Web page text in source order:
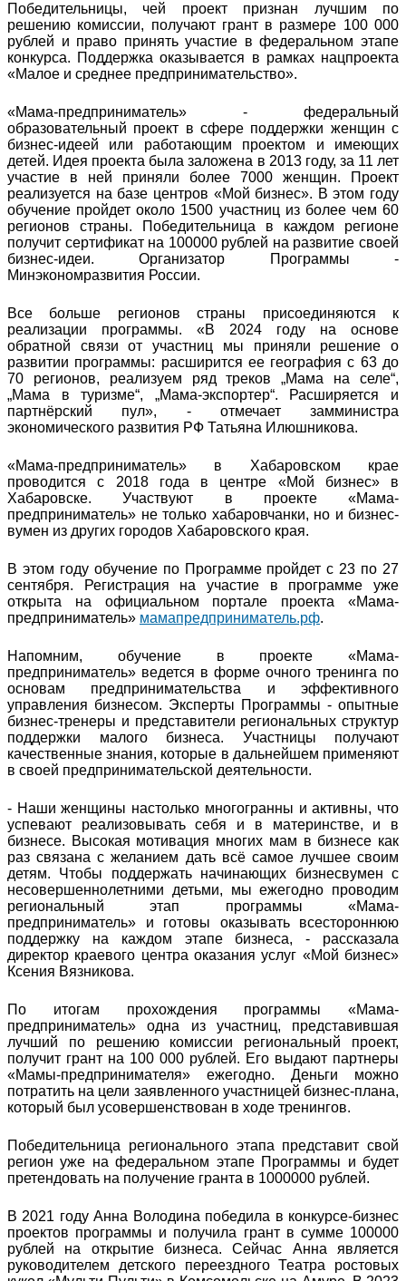
Победительницы, чей проект признан лучшим по
решению комиссии, получают грант в размере 100 000
рублей и право принять участие в федеральном этапе
конкурса. Поддержка оказывается в рамках нацпроекта
«Малое и среднее предпринимательство».
«Мама-предприниматель» - федеральный
образовательный проект в сфере поддержки женщин с
бизнес-идеей или работающим проектом и имеющих
детей. Идея проекта была заложена в 2013 году, за 11 лет
участие в ней приняли более 7000 женщин. Проект
реализуется на базе центров «Мой бизнес». В этом году
обучение пройдет около 1500 участниц из более чем 60
регионов страны. Победительница в каждом регионе
получит сертификат на 100000 рублей на развитие своей
бизнес-идеи. Организатор Программы -
Минэкономразвития России.
Все больше регионов страны присоединяются к
реализации программы. «В 2024 году на основе
обратной связи от участниц мы приняли решение о
развитии программы: расширится ее география с 63 до
70 регионов, реализуем ряд треков „Мама на селе“,
„Мама в туризме“, „Мама-экспортер“. Расширяется и
партнёрский пул», - отмечает замминистра
экономического развития РФ Татьяна Илюшникова.
«Мама-предприниматель» в Хабаровском крае
проводится с 2018 года в центре «Мой бизнес» в
Хабаровске. Участвуют в проекте «Мама-
предприниматель» не только хабаровчанки, но и бизнес-
вумен из других городов Хабаровского края.
В этом году обучение по Программе пройдет с 23 по 27
сентября. Регистрация на участие в программе уже
открыта на официальном портале проекта «Мама-
предприниматель» мамапредприниматель.рф.
Напомним, обучение в проекте «Мама-
предприниматель» ведется в форме очного тренинга по
основам предпринимательства и эффективного
управления бизнесом. Эксперты Программы - опытные
бизнес-тренеры и представители региональных структур
поддержки малого бизнеса. Участницы получают
качественные знания, которые в дальнейшем применяют
в своей предпринимательской деятельности.
- Наши женщины настолько многогранны и активны, что
успевают реализовывать себя и в материнстве, и в
бизнесе. Высокая мотивация многих мам в бизнесе как
раз связана с желанием дать всё самое лучшее своим
детям. Чтобы поддержать начинающих бизнесвумен с
несовершеннолетними детьми, мы ежегодно проводим
региональный этап программы «Мама-
предприниматель» и готовы оказывать всестороннюю
поддержку на каждом этапе бизнеса, - рассказала
директор краевого центра оказания услуг «Мой бизнес»
Ксения Вязникова.
По итогам прохождения программы «Мама-
предприниматель» одна из участниц, представившая
лучший по решению комиссии региональный проект,
получит грант на 100 000 рублей. Его выдают партнеры
«Мамы-предпринимателя» ежегодно. Деньги можно
потратить на цели заявленного участницей бизнес-плана,
который был усовершенствован в ходе тренингов.
Победительница регионального этапа представит свой
регион уже на федеральном этапе Программы и будет
претендовать на получение гранта в 1000000 рублей.
В 2021 году Анна Володина победила в конкурсе-бизнес
проектов программы и получила грант в сумме 100000
рублей на открытие бизнеса. Сейчас Анна является
руководителем детского переездного Театра ростовых